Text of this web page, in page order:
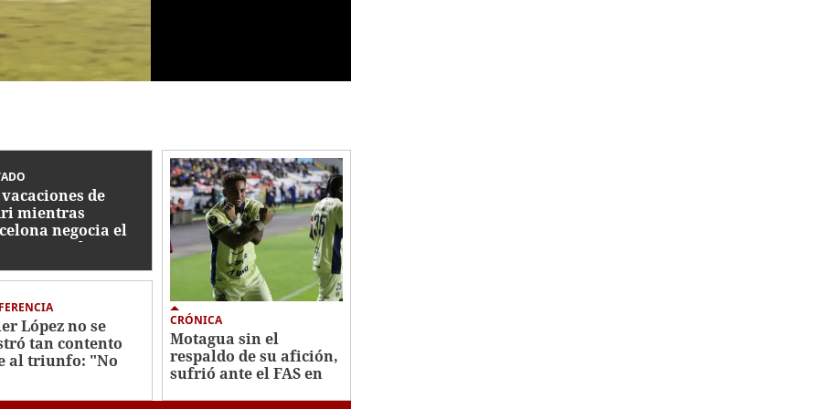
de
mientras
negocia el
con el City
López no se
tan contento
al triunfo: "No
CRÓNICA
Motagua sin el
respaldo de su afición,
sufrió ante el FAS en